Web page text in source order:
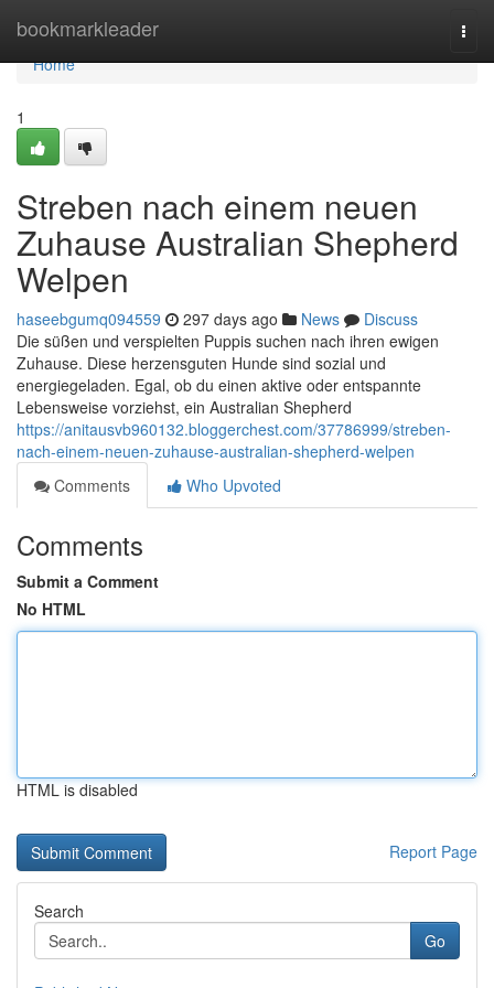
bookmarkleader
Home
Home
1
Streben nach einem neuen
Zuhause Australian Shepherd
Welpen
haseebgumq094559 297 days ago News
Discuss
Die süßen und verspielten Puppis suchen nach ihren ewigen
Zuhause. Diese herzensguten Hunde sind sozial und
energiegeladen. Egal, ob du einen aktive oder entspannte
Lebensweise vorziehst, ein Australian Shepherd
https://anitausvb960132.bloggerchest.com/37786999/streben-
nach-einem-neuen-zuhause-australian-shepherd-welpen
Comments
Who Upvoted
Comments
Submit a Comment
No HTML
HTML is disabled
Report Page
Search
Go